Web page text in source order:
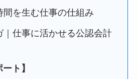
を生む仕事の仕組み
仕事に活かせる公認会計
ト】